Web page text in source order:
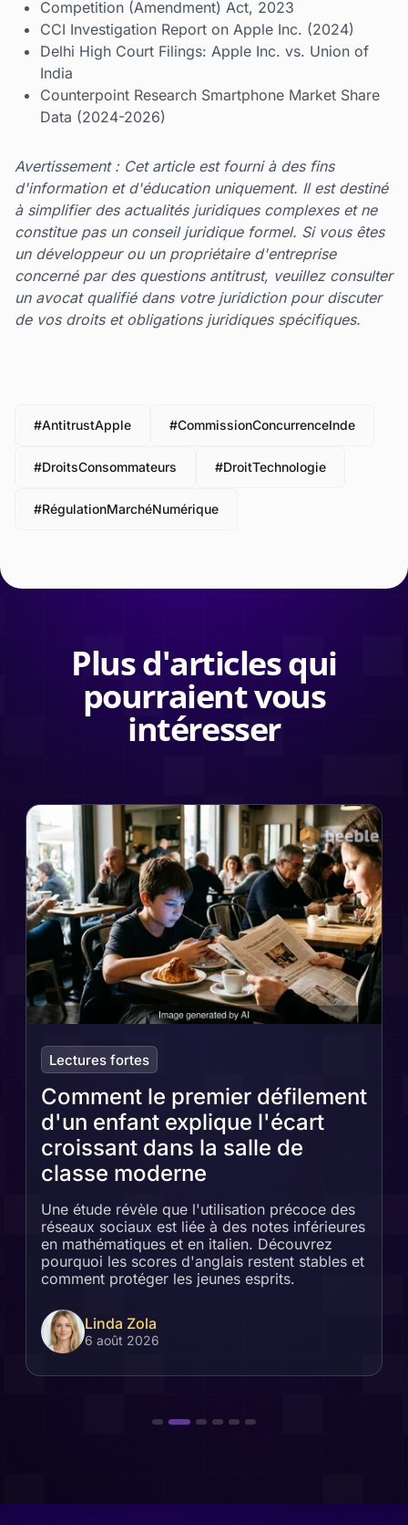
Competition (Amendment) Act, 2023
CCI Investigation Report on Apple Inc. (2024)
Delhi High Court Filings: Apple Inc. vs. Union of
India
Counterpoint Research Smartphone Market Share
Data (2024-2026)
Avertissement : Cet article est fourni à des fins
d'information et d'éducation uniquement. Il est destiné
à simplifier des actualités juridiques complexes et ne
constitue pas un conseil juridique formel. Si vous êtes
un développeur ou un propriétaire d'entreprise
concerné par des questions antitrust, veuillez consulter
un avocat qualifié dans votre juridiction pour discuter
de vos droits et obligations juridiques spécifiques.
#AntitrustApple #CommissionConcurrenceInde
#DroitsConsommateurs #DroitTechnologie
#RégulationMarchéNumérique
Plus d'articles qui
pourraient vous
intéresser
Lectures fortes
Comment le premier défilement
d'un enfant explique l'écart
croissant dans la salle de
classe moderne
Une étude révèle que l'utilisation précoce des
réseaux sociaux est liée à des notes inférieures
en mathématiques et en italien. Découvrez
pourquoi les scores d'anglais restent stables et
comment protéger les jeunes esprits.
Linda Zola
6 août 2026